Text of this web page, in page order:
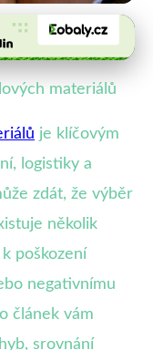
obalů
materiálů
je klíčovým
logistiky a
zdát, že výběr
několik
poškození
negativnímu
článek vám
srovnání